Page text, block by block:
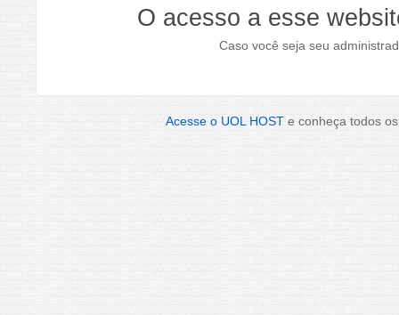
O acesso a esse
Caso você seja seu
Acesse o UOL HOST e conheça todos